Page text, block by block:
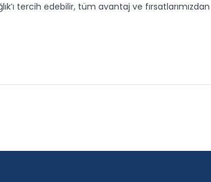
tercih edebilir, tüm avantaj ve fırsatlarımızdan